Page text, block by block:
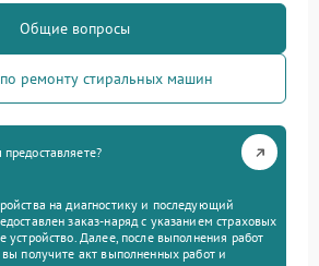
Общие вопросы
ремонту стиральных машин
на диагностику и последующий
заказ-наряд с указанием страховых
устройство. Далее, после выполнения работ
получите акт выполненных работ и